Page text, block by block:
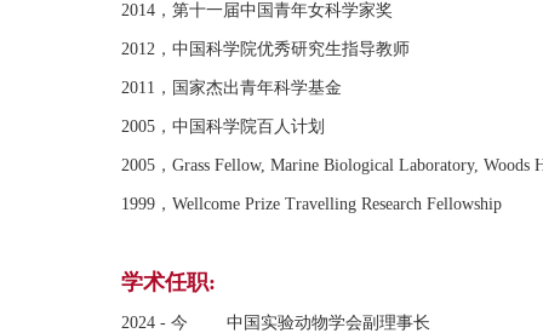
2014，第十一届中国青年女科学家奖
2012，中国科学院优秀研究生指导教师
2011，国家杰出青年科学基金
2005，中国科学院百人计划
2005，Grass Fellow, Marine Biological Laboratory, Woods
1999，Wellcome Prize Travelling Research Fellowship
学术任职:
2024 - 今 中国实验动物学会副理事长